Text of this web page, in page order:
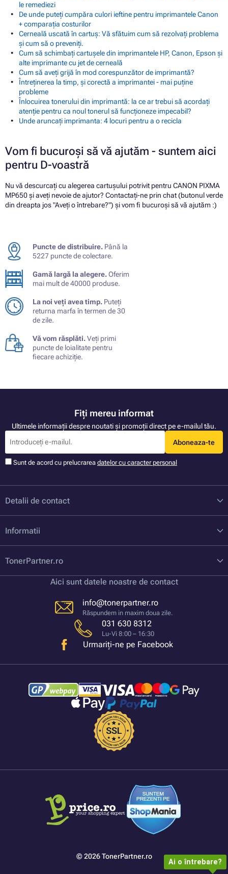
le remediezi
De unde puteți cumpăra culori ieftine pentru imprimantele Canon
+ comparația costurilor
Cerneală uscată în cartuș: Vă sfătuim cum să rezolvați problema
și cum să o preveniți.
Cum să schimbați cartușele din imprimantele HP, Canon, Epson și
alte imprimante cu jet de cerneală
Cum să aveți grijă în mod corespunzător de imprimantă?
Întreținerea la timp, și corectă a imprimantei - mai puține
probleme
Înlocuirea tonerului din imprimantă: la ce ar trebui să acordați
atenție pentru ca noul tonerul să funcționeze impecabil?
Unde aruncați imprimanta: 4 locuri pentru a o recicla
Vom fi bucuroși să vă ajutăm - suntem aici
pentru D-voastră
Nu vă descurcați cu alegerea cartușului potrivit pentru CANON PIXMA
MP650 și aveți nevoie de ajutor? Contactați-ne prin chat (butonul verde
din dreapta jos "Aveți o întrebare?") și vom fi bucuroși să vă ajutăm :)
Puncte de distribuire. Până la
5227 puncte de colectare.
Gamă largă la alegere.Oferim
mai mult de 40000 produse.
La noi veți avea timp. Puteți
returna marfa în termen de 30
de zile.
Vă vom răsplăti.Veți primi
puncte de loialitate pentru
fiecare achiziție.
Fiți mereu informat
Ultimele informații despre noutati și promoții direct pe e-mailul tău.
Aboneaza-te
Sunt de acord cu prelucrarea datelor cu caracter personal
Detalii de contact
Informatii
TonerPartner.ro
Aici sunt datele noastre de contact
info@tonerpartner.ro
Răspundem in maxim doua zile.
031 630 8312
Lu-Vi 8:00 – 16:30
Urmariți-ne pe Facebook
© 2026 TonerPartner.ro
Ai o întrebare?